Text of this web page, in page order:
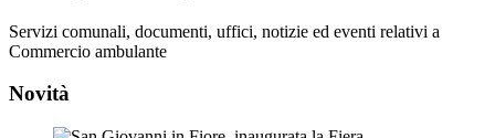
Servizi comunali, documenti, uffici, notizie ed eventi relativi a
Commercio ambulante
Novità